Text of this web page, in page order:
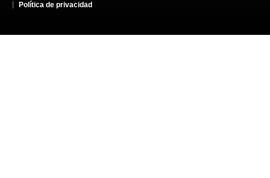
Política de privacidad